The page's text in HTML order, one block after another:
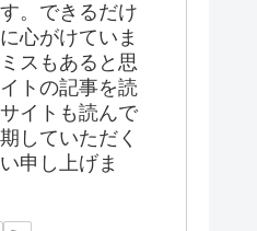
。できるだけ
心がけていま
スもあると思
トの記事を読
イトも読んで
していただく
申し上げま